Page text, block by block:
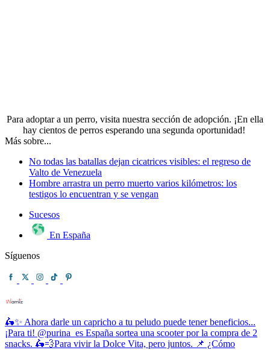
Para adoptar a un perro, visita nuestra sección de adopción. ¡En ella
hay cientos de perros esperando una segunda oportunidad!
Más sobre...
No todas las batallas dejan cicatrices visibles: el regreso de
Valto de Venezuela
Hombre arrastra un perro muerto varios kilómetros: los
testigos lo encuentran y se vengan
Sucesos
En España
Síguenos
🛵✨ Ahora darle un capricho a tu peludo puede tener beneficios...
¡Para ti! @purina_es España sortea una scooter por la compra de 2
snacks. 🛵💨Para vivir la Dolce Vita, pero juntos. 📌 ¿Cómo